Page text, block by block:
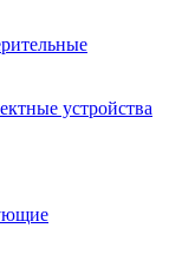
устройства